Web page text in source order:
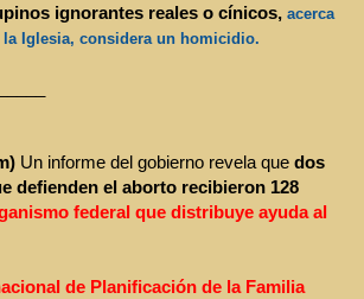
ignorantes reales o cínicos, acerca
Iglesia, considera un homicidio.
Un informe del gobierno revela que dos
defienden el aborto recibieron 128
federal que distribuye ayuda al
de Planificación de la Familia